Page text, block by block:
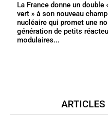
La France donne un double
vert » à son nouveau
nucléaire qui promet une
génération de petits
modulaires...
ARTICLES